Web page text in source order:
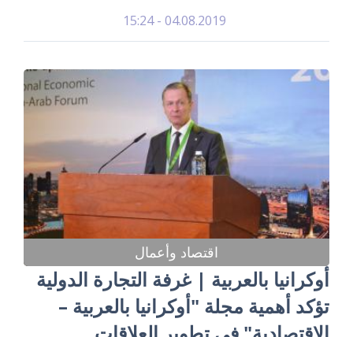
04.08.2019 - 15:24
اقتصاد وأعمال
أوكرانيا بالعربية | غرفة التجارة الدولية
تؤكد أهمية مجلة "أوكرانيا بالعربية –